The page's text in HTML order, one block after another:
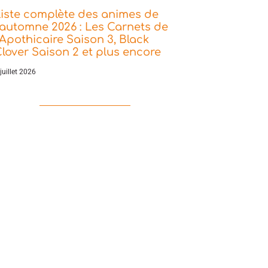
complète des animes de
2026 : Les Carnets de
Saison 3, Black
Saison 2 et plus encore
2026